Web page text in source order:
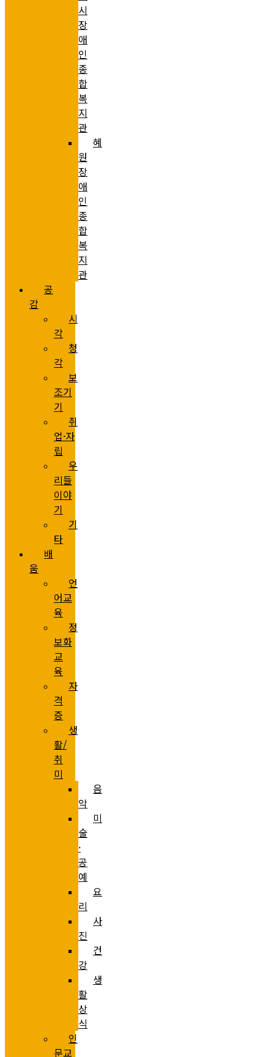
시
장
애
인
종
합
복
지
관
혜
원
장
애
인
종
합
복
지
관
공
감
시
각
청
각
보
조기
기
취
업·자
립
우
리들
이야
기
기
타
배
움
언
어교
육
정
보화
교
육
자
격
증
생
활/
취
미
음
악
미
술
·
공
예
요
리
사
진
건
강
생
활
상
식
인
문교